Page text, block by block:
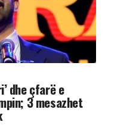
dhe çfarë e
3 mesazhet